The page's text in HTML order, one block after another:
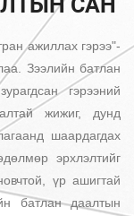
ажиллах гэрээ"-
Зээлийн батлан
гэрээний
жижиг, дунд
шаардагдах
эрхлэлтийг
үр ашигтай
батлан даалтын